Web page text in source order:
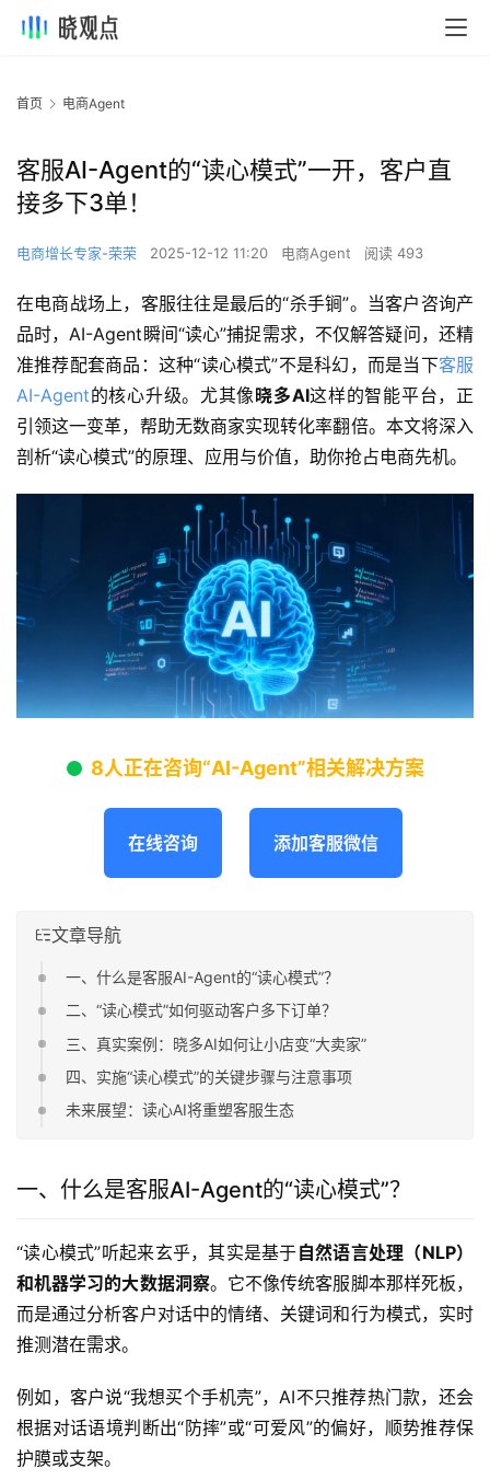
首页 电商Agent
客服AI-Agent的“读心模式”一开，客户直
接多下3单！
电商增长专家-荣荣 2025-12-12 11:20 电商Agent 阅读 493
在电商战场上，客服往往是最后的“杀手锏”。当客户咨询产
品时，AI-Agent瞬间“读心”捕捉需求，不仅解答疑问，还精
准推荐配套商品：这种“读心模式”不是科幻，而是当下客服
AI-Agent的核心升级。尤其像晓多AI这样的智能平台，正
引领这一变革，帮助无数商家实现转化率翻倍。本文将深入
剖析“读心模式”的原理、应用与价值，助你抢占电商先机。
8人正在咨询“AI-Agent”相关解决方案
在线咨询 添加客服微信
文章导航
一、什么是客服AI-Agent的“读心模式”？
二、“读心模式”如何驱动客户多下订单？
三、真实案例：晓多AI如何让小店变“大卖家”
四、实施“读心模式”的关键步骤与注意事项
未来展望：读心AI将重塑客服生态
一、什么是客服AI-Agent的“读心模式”？
“读心模式”听起来玄乎，其实是基于自然语言处理（NLP）
和机器学习的大数据洞察。它不像传统客服脚本那样死板，
而是通过分析客户对话中的情绪、关键词和行为模式，实时
推测潜在需求。
例如，客户说“我想买个手机壳”，AI不只推荐热门款，还会
根据对话语境判断出“防摔”或“可爱风”的偏好，顺势推荐保
护膜或支架。